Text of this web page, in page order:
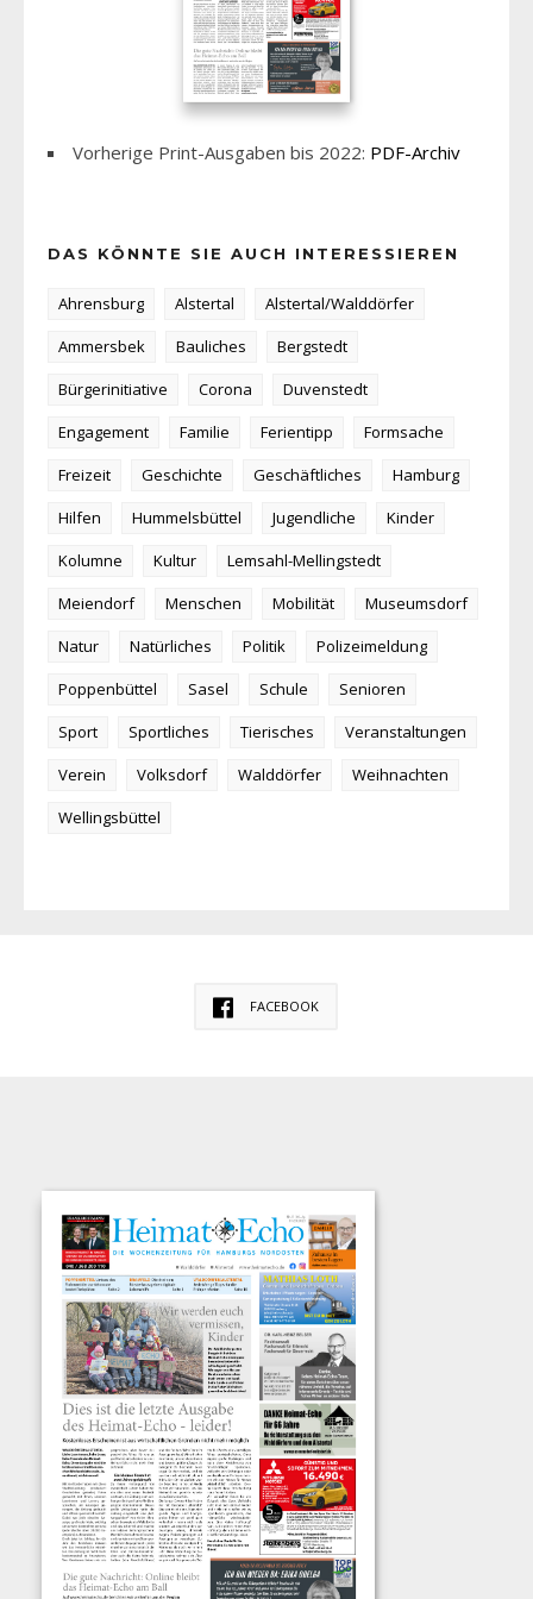
Vorherige Print-Ausgaben bis 2022: PDF-Archiv
DAS KÖNNTE SIE AUCH INTERESSIEREN
Ahrensburg Alstertal
Alstertal/Walddörfer
Ammersbek
Bauliches
Bergstedt
Bürgerinitiative
Corona
Duvenstedt
Engagement
Familie Ferientipp
Formsache
Freizeit
Geschichte Geschäftliches
Hamburg
Hilfen
Hummelsbüttel Jugendliche
Kinder
Kolumne
Kultur
Lemsahl-Mellingstedt
Meiendorf
Menschen Mobilität
Museumsdorf
Natur
Natürliches Politik
Polizeimeldung
Poppenbüttel
Sasel Schule
Senioren
Sport
Sportliches Tierisches
Veranstaltungen
Verein
Volksdorf Walddörfer
Weihnachten
Wellingsbüttel
FACEBOOK